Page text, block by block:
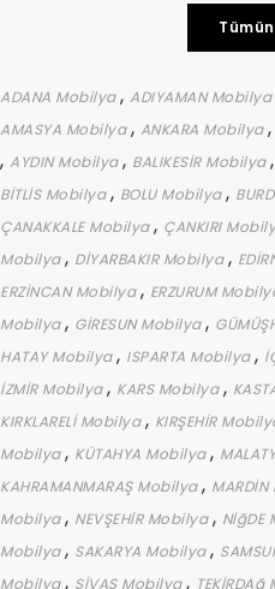
ADANA Mobilya, ADIYAMAN Mobilya
AMASYA Mobilya, ANKARA Mobilya,
, AYDIN Mobilya, BALIKESİR Mobilya,
BİTLİS Mobilya, BOLU Mobilya,
ÇANAKKALE Mobilya, ÇANKIRI
Mobilya, DİYARBAKIR Mobilya,
ERZİNCAN Mobilya, ERZURUM
Mobilya, GİRESUN Mobilya,
HATAY Mobilya, ISPARTA Mobilya,
İZMİR Mobilya, KARS Mobilya,
KIRKLARELİ Mobilya, KIRŞEHİR
Mobilya, KÜTAHYA Mobilya,
KAHRAMANMARAŞ Mobilya,
Mobilya, NEVŞEHİR Mobilya, NİğDE
Mobilya, SAKARYA Mobilya,
Mobilya, SİVAS Mobilya,